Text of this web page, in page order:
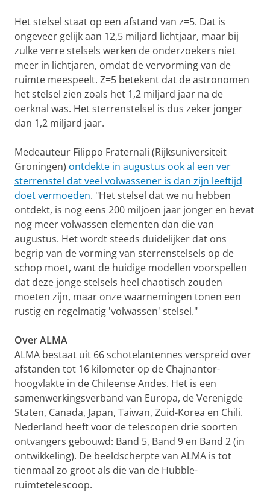
Het stelsel staat op een afstand van z=5. Dat is
ongeveer gelijk aan 12,5 miljard lichtjaar, maar bij
zulke verre stelsels werken de onderzoekers niet
meer in lichtjaren, omdat de vervorming van de
ruimte meespeelt. Z=5 betekent dat de astronomen
het stelsel zien zoals het 1,2 miljard jaar na de
oerknal was. Het sterrenstelsel is dus zeker jonger
dan 1,2 miljard jaar.
Medeauteur Filippo Fraternali (Rijksuniversiteit
Groningen) ontdekte in augustus ook al een ver
sterrenstel dat veel volwassener is dan zijn leeftijd
doet vermoeden. "Het stelsel dat we nu hebben
ontdekt, is nog eens 200 miljoen jaar jonger en bevat
nog meer volwassen elementen dan die van
augustus. Het wordt steeds duidelijker dat ons
begrip van de vorming van sterrenstelsels op de
schop moet, want de huidige modellen voorspellen
dat deze jonge stelsels heel chaotisch zouden
moeten zijn, maar onze waarnemingen tonen een
rustig en regelmatig 'volwassen' stelsel."
Over ALMA
ALMA bestaat uit 66 schotelantennes verspreid over
afstanden tot 16 kilometer op de Chajnantor-
hoogvlakte in de Chileense Andes. Het is een
samenwerkingsverband van Europa, de Verenigde
Staten, Canada, Japan, Taiwan, Zuid-Korea en Chili.
Nederland heeft voor de telescopen drie soorten
ontvangers gebouwd: Band 5, Band 9 en Band 2 (in
ontwikkeling). De beeldscherpte van ALMA is tot
tienmaal zo groot als die van de Hubble-
ruimtetelescoop.